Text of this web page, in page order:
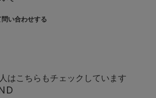
い合わせする
はこちらもチェックしています